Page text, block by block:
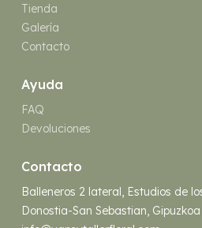
Tienda
Galería
Contacto
Ayuda
FAQ
Devoluciones
Contacto
Balleneros 2 lateral, Estudios de
Donostia-San Sebastian, Gipuzkoa